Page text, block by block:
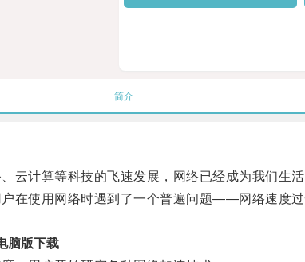
简介
计算等科技的飞速发展，网络已经成为我们生活
使用网络时遇到了一个普遍问题——网络速度过
脑版下载